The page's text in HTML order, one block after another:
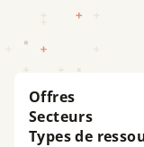
Offres
Secteurs
Types de